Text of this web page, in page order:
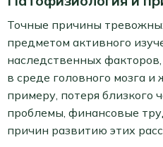
Точные причины
предметом активного
наследственных
в среде головного мозга и
примеру, потеря близкого
проблемы, финансовые
причин развитию этих